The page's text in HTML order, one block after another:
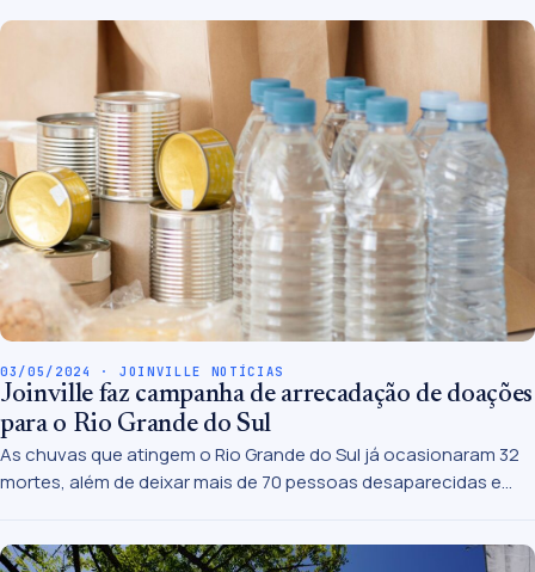
03/05/2024 · JOINVILLE NOTÍCIAS
Joinville faz campanha de arrecadação de doações
para o Rio Grande do Sul
As chuvas que atingem o Rio Grande do Sul já ocasionaram 32
mortes, além de deixar mais de 70 pessoas desaparecidas e